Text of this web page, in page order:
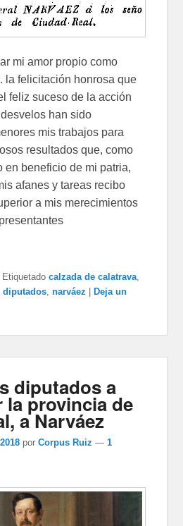
mi amor propio como
la felicitación honrosa que
feliz suceso de la acción
han sido
mis trabajos para
resultados que, como
en beneficio de mi patria,
afanes y tareas recibo
a mis merecimientos
Etiquetado calzada de calatrava
,diputados ,narváez
Deja un
diputados a
la provincia de
a Narváez
porCorpus Ruiz —1